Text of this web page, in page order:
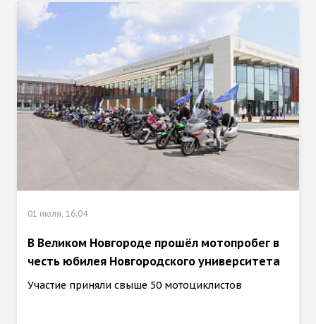
01 июля, 16:04
В Великом Новгороде прошёл мотопробег в
честь юбилея Новгородского университета
Участие приняли свыше 50 мотоциклистов